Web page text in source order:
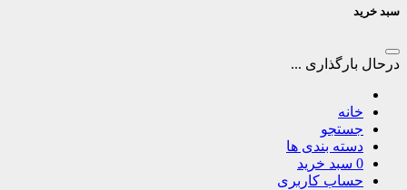
سبد خرید
درحال بارگذاری ...
خانه
جستجو
دسته بندی ها
0 سبد خرید
حساب کاربری